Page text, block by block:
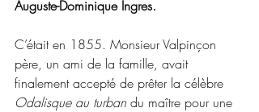
Auguste-Dominique Ingres.
C’était en 1855. Monsieur Valpinçon
père, un ami de la famille, avait
finalement accepté de prêter la célèbre
Odalisque au turban du maître pour une